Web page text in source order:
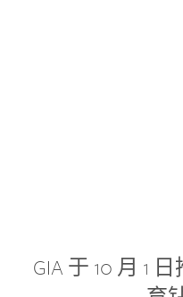
GIA 于 10 月 1